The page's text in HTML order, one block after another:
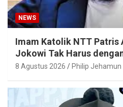
NEWS
Imam Katolik NTT Patris
Jokowi Tak Harus
8 Agustus 2026 Philip Jehamun